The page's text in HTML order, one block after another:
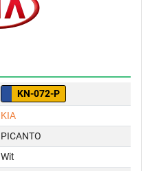
KN-072-P
KIA
PICANTO
Wit